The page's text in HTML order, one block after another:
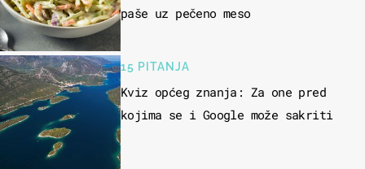
paše uz pečeno meso
15 PITANJA
Kviz općeg znanja: Za one pred
kojima se i Google može sakriti